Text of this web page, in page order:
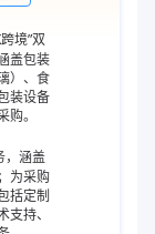
境”双
盖包装
）、食
装设备
。
，涵盖
为采购
括定制
持、